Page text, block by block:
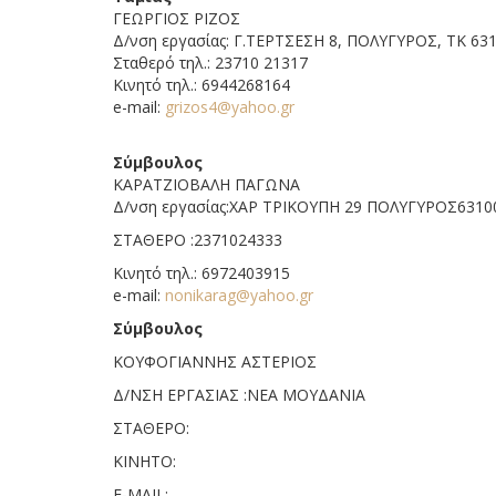
ΓΕΩΡΓΙΟΣ ΡΙΖΟΣ
Δ/νση εργασίας: Γ.ΤΕΡΤΣΕΣΗ 8, ΠΟΛΥΓΥΡΟΣ, ΤΚ
Σταθερό τηλ.: 23710 21317
Κινητό τηλ.: 6944268164
e-mail: grizos4@yahoo.gr
Σύμβουλος
KAΡΑΤΖΙΟΒΑΛΗ ΠΑΓΩΝΑ
Δ/νση εργασίας:ΧΑΡ ΤΡΙΚΟΥΠΗ 29
ΣΤΑΘΕΡΟ :2371024333
Κινητό τηλ.: 6972403915
e-mail: nonikarag@yahoo.gr
Σύμβουλος
ΚΟΥΦΟΓΙΑΝΝΗΣ ΑΣΤΕΡΙΟΣ
Δ/ΝΣΗ ΕΡΓΑΣΙΑΣ :NEA MOYΔΑΝΙΑ
ΣΤΑΘΕΡΟ:
KINHTO: